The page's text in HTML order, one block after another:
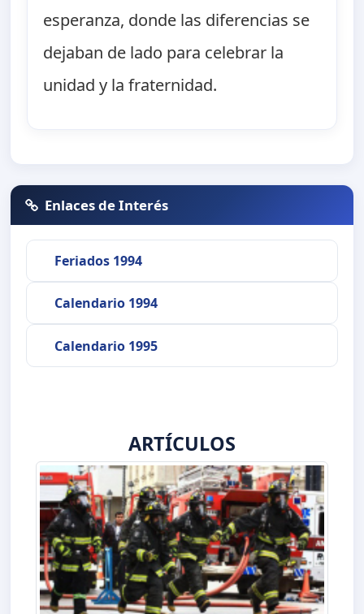
esperanza, donde las diferencias se
dejaban de lado para celebrar la
unidad y la fraternidad.
Enlaces de Interés
Feriados 1994
Calendario 1994
Calendario 1995
ARTÍCULOS